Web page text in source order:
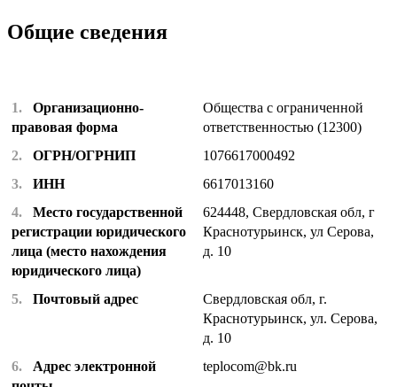
Общие сведения
1.
Организационно-
правовая форма
Общества с ограниченной
ответственностью (12300)
2.
ОГРН/ОГРНИП
1076617000492
3.
ИНН
6617013160
4.
Место государственной
регистрации юридического
лица (место нахождения
юридического лица)
624448, Свердловская обл, г
Краснотурьинск, ул Серова,
д. 10
5. Почтовый адрес
Свердловская обл, г.
Краснотурьинск, ул. Серова,
д. 10
6.
Адрес электронной
teplocom@bk.ru